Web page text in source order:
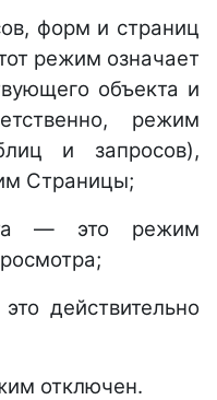
форм и страниц
режим означает
объекта и
режим
и запросов),
Страницы;
— это режим
действительно
отключен.